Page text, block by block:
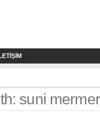
İLETIŞIM
suni mermer